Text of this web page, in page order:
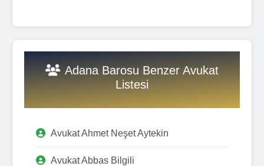
Adana Barosu Benzer Avukat
Listesi
Avukat Ahmet Neşet Aytekin
Avukat Abbas Bilgili